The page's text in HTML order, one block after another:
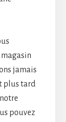
jamais
plus tard
pouvez